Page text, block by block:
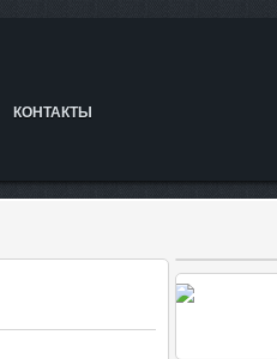
КОНТАКТЫ